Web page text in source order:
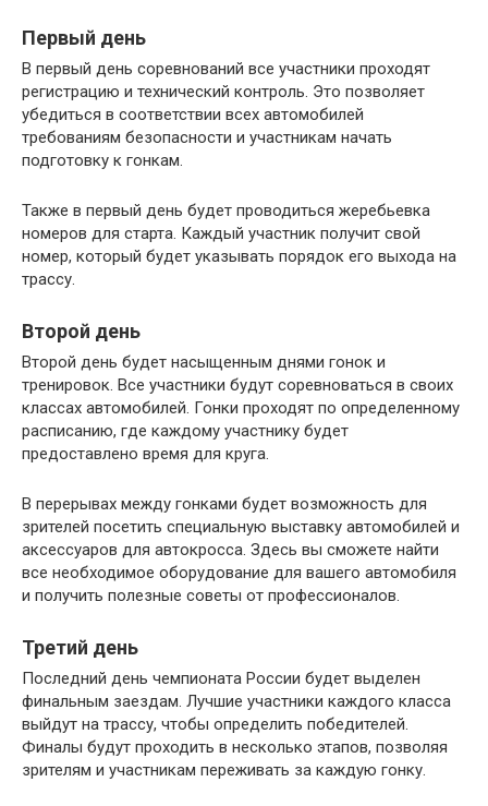
Первый день
В первый день соревнований все участники проходят
регистрацию и технический контроль. Это позволяет
убедиться в соответствии всех автомобилей
требованиям безопасности и участникам начать
подготовку к гонкам.
Также в первый день будет проводиться жеребьевка
номеров для старта. Каждый участник получит свой
номер, который будет указывать порядок его выхода на
трассу.
Второй день
Второй день будет насыщенным днями гонок и
тренировок. Все участники будут соревноваться в своих
классах автомобилей. Гонки проходят по определенному
расписанию, где каждому участнику будет
предоставлено время для круга.
В перерывах между гонками будет возможность для
зрителей посетить специальную выставку автомобилей и
аксессуаров для автокросса. Здесь вы сможете найти
все необходимое оборудование для вашего автомобиля
и получить полезные советы от профессионалов.
Третий день
Последний день чемпионата России будет выделен
финальным заездам. Лучшие участники каждого класса
выйдут на трассу, чтобы определить победителей.
Финалы будут проходить в несколько этапов, позволяя
зрителям и участникам переживать за каждую гонку.